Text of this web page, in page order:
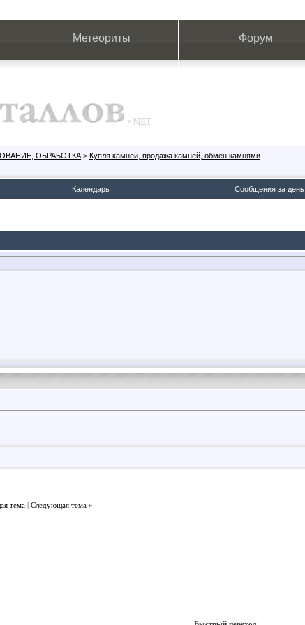
Метеориты Форум
ОБРАБОТКА > Купля камней, продажа камней, обмен камнями
Календарь Сообщения за день
тема| Следующая тема »